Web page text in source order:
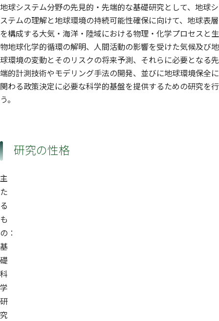
日暮 明子
地球システム領域
吉田 幸生
地球システム領域
野田 響
生物多様性領域
八代 尚
齊藤 誠
地球システム領域
丹羽 洋介
地球システム領域
仁科 一哉
地球システム領域
田中 克政
笹川 基樹
地球システム領域
中岡 慎一郎
地球システム領域
平田 竜一
地球システム領域
畠中 エルザ
地球システム領域
立入 郁
ZUSMAN Eric
梅澤 拓
地球システム領域
地球システム領域
地球システム分野の先見的・先端的な基礎研究として、地球シ
ステムの理解と地球環境の持続可能性確保に向けて、地球表層
を構成する大気・海洋・陸域における物理・化学プロセスと生
物地球化学的循環の解明、人間活動の影響を受けた気候及び地
球環境の変動とそのリスクの将来予測、それらに必要となる先
端的計測技術やモデリング手法の開発、並びに地球環境保全に
関わる政策決定に必要な科学的基盤を提供するための研究を行
う。
研究の性格
主
た
る
も
の：
基
礎
科
学
研
究